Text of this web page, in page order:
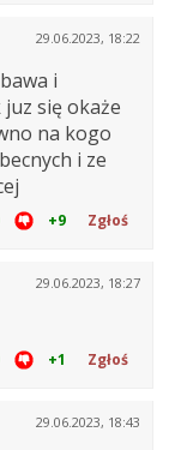
29.06.2023, 18:22
i
się okaże
na kogo
i ze
+9 Zgłoś
29.06.2023, 18:27
+1 Zgłoś
29.06.2023, 18:43